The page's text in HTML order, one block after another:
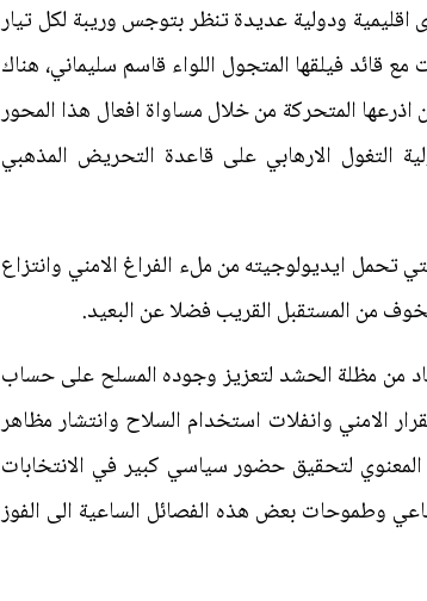
اقليمية ودولية عديدة تنظر بتوجس وريبة لكل تيار
قائد فيلقها المتجول اللواء قاسم سليماني، هناك
المتحركة من خلال مساواة افعال هذا المحور
التغول الارهابي على قاعدة التحريض المذهبي
ايديولوجيته من ملء الفراغ الامني وانتزاع
من المستقبل القريب فضلا عن البعيد.
من مظلة الحشد لتعزيز وجوده المسلح على حساب
الامني وانفلات استخدام السلاح وانتشار مظاهر
لتحقيق حضور سياسي كبير في الانتخابات
وطموحات بعض هذه الفصائل الساعية الى الفوز